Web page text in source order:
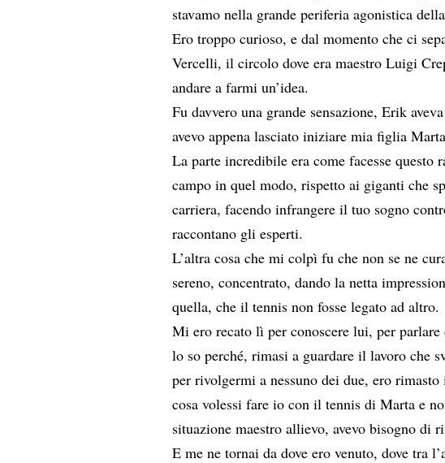
stavamo nella grande periferia agonistica
Ero troppo curioso, e dal momento che ci
Vercelli, il circolo dove era maestro Luigi
andare a farmi un’idea.
Fu davvero una grande sensazione, Erik
avevo appena lasciato iniziare mia figlia
La parte incredibile era come facesse questo
campo in quel modo, rispetto ai giganti che
carriera, facendo infrangere il tuo sogno
raccontano gli esperti.
L’altra cosa che mi colpì fu che non se ne
sereno, concentrato, dando la netta
quella, che il tennis non fosse legato ad altro.
Mi ero recato lì per conoscere lui, per
lo so perché, rimasi a guardare il lavoro che
per rivolgermi a nessuno dei due, ero
cosa volessi fare io con il tennis di Marta e
situazione maestro allievo, avevo bisogno di
E me ne tornai da dove ero venuto, dove tra